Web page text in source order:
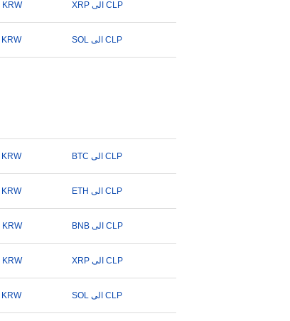
XRP الى KRW XRP الى CLP
SOL الى KRW SOL الى CLP
BTC الى KRW BTC الى CLP
ETH الى KRW ETH الى CLP
BNB الى KRW BNB الى CLP
XRP الى KRW XRP الى CLP
SOL الى KRW SOL الى CLP